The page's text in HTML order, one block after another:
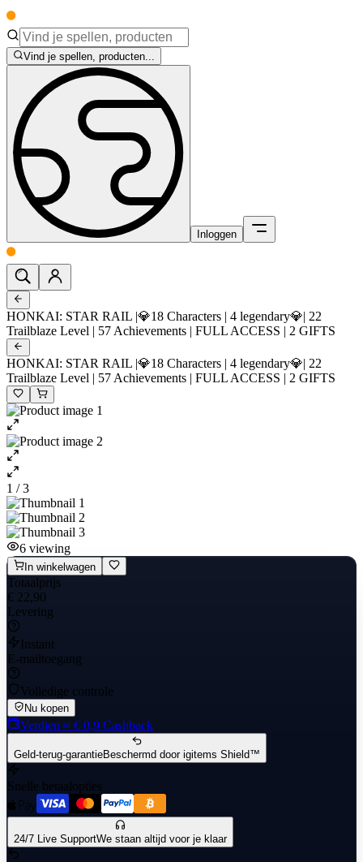
Vind je spellen, producten...
Inloggen
HONKAI: STAR RAIL |💎18 Characters | 4 legendary💎| 22
Trailblaze Level | 57 Achievements | FULL ACCESS | 2 GIFTS
HONKAI: STAR RAIL |💎18 Characters | 4 legendary💎| 22
Trailblaze Level | 57 Achievements | FULL ACCESS | 2 GIFTS
1 / 3
6 viewing
In winkelwagen
Totaalprijs
€ 22,90
Levering
Instant
E-mailtoegang
Volledige controle
Nu kopen
Verdien ≈ € 0,9 Cashback
Geld-terug-garantieBeschermd door igitems Shield™
Snelle betaalopties
24/7 Live SupportWe staan altijd voor je klaar